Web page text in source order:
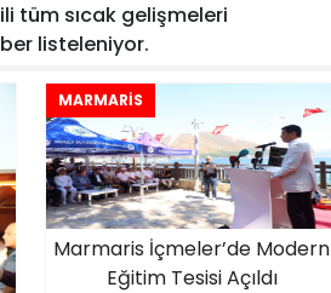
tüm sıcak gelişmeleri
listeleniyor.
MARMARİS
Marmaris İçmeler’de Modern
Eğitim Tesisi Açıldı